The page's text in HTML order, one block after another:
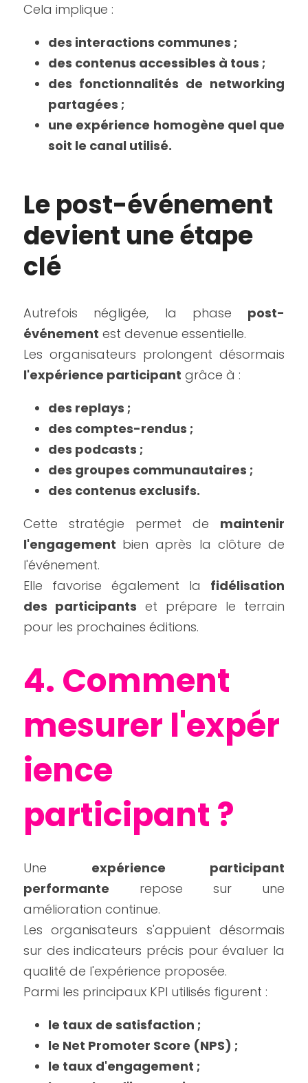
Cela implique :
des interactions communes ;
des contenus accessibles à tous ;
des fonctionnalités de networking
partagées ;
une expérience homogène quel que
soit le canal utilisé.
Le post-événement
devient une étape
clé
Autrefois négligée, la phase post-
événement est devenue essentielle.
l'expérience participant grâce à :
des replays ;
des comptes-rendus ;
des podcasts ;
des groupes communautaires ;
des contenus exclusifs.
Cette stratégie permet de maintenir
l'engagement bien après la clôture de
l'événement.
Elle favorise également la fidélisation
des participants et prépare le terrain
pour les prochaines éditions.
4. Comment
mesurer l'expér
ience
participant ?
Une expérience participant
performante repose sur une
amélioration continue.
Les organisateurs s'appuient désormais
sur des indicateurs précis pour évaluer la
qualité de l'expérience proposée.
Parmi les principaux KPI utilisés figurent :
le taux de satisfaction ;
le Net Promoter Score (NPS) ;
le taux d'engagement ;